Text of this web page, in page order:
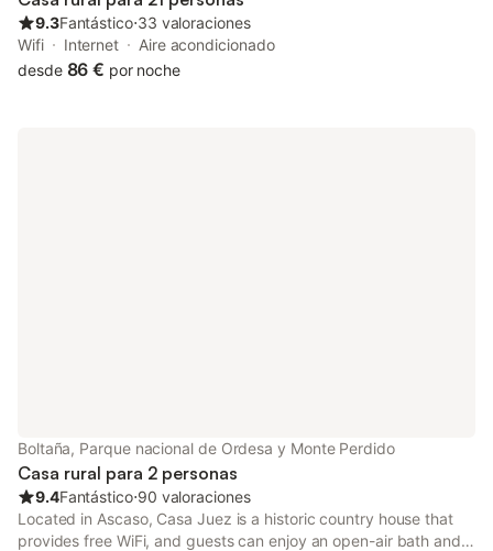
9.3Fantástico⋅33 valoraciones
Wifi
Internet
Aire acondicionado
desde 86 € por noche
Boltaña, Parque nacional de Ordesa y Monte Perdido
Casa rural para 2 personas
9.4Fantástico⋅90 valoraciones
Located in Ascaso, Casa Juez is a historic country house that
provides free WiFi, and guests can enjoy an open-air bath and